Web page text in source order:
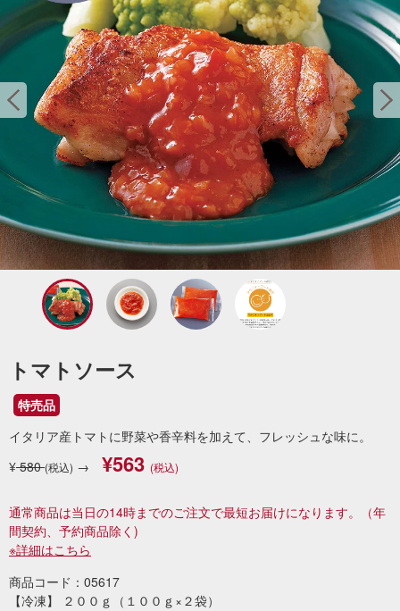
トマトソース
特売品
イタリア産トマトに野菜や香辛料を加えて、フレッシュな味に。
¥580(税込) → ¥563 (税込)
通常商品は当日の14時までのご注文で最短お届けになります。
（年
間契約、予約商品除く)
※詳細はこちら
商品コード：05617
【冷凍】 ２００ｇ（１００ｇ×２袋）